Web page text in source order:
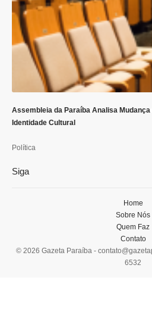
Assembleia da Paraíba Analisa
Identidade Cultural
Política
Siga
© 2026 Gazeta Paraíba -
6532
Home
Sobre Nós
Quem Faz
Contato